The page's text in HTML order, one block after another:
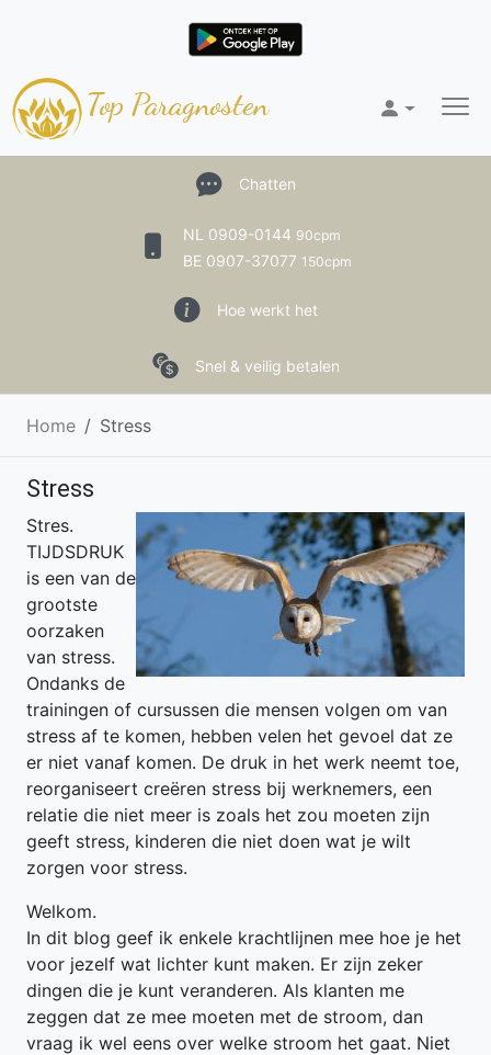
Top Paragnosten
Chatten
NL 0909-0144 90cpm
BE 0907-37077 150cpm
Hoe werkt het
Snel & veilig betalen
Home Stress
Stress
Stres.
TIJDSDRUK
is een van de
grootste
oorzaken
van stress.
Ondanks de
trainingen of cursussen die mensen volgen om van
stress af te komen, hebben velen het gevoel dat ze
er niet vanaf komen. De druk in het werk neemt toe,
reorganiseert creëren stress bij werknemers, een
relatie die niet meer is zoals het zou moeten zijn
geeft stress, kinderen die niet doen wat je wilt
zorgen voor stress.
Welkom.
In dit blog geef ik enkele krachtlijnen mee hoe je het
voor jezelf wat lichter kunt maken. Er zijn zeker
dingen die je kunt veranderen. Als klanten me
zeggen dat ze mee moeten met de stroom, dan
vraag ik wel eens over welke stroom het gaat. Niet